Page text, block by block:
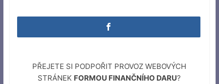
PŘEJETE SI PODPOŘIT PROVOZ WEBOVÝCH
STRÁNEK FORMOU FINANČNÍHO DARU?